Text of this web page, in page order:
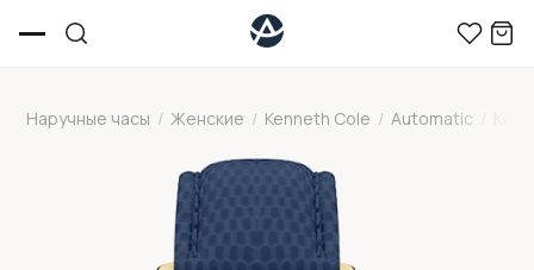
Наручные часы / Женские / Kenneth Cole / Automatic